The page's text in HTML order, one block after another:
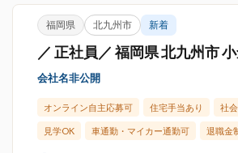
福岡県 北九州市 新着
／ 正社員／ 福岡県 北九州市
会社名非公開
オンライン自主応募可 住宅手当あり 社
見学OK 車通勤・マイカー通勤可 退職金